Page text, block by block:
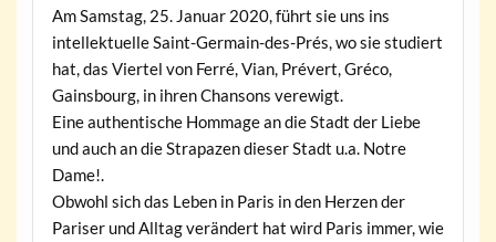
Am Samstag, 25. Januar 2020, führt sie uns ins
intellektuelle Saint-Germain-des-Prés, wo sie studiert
hat, das Viertel von Ferré, Vian, Prévert, Gréco,
Gainsbourg, in ihren Chansons verewigt.
Eine authentische Hommage an die Stadt der Liebe
und auch an die Strapazen dieser Stadt u.a. Notre
Dame!.
Obwohl sich das Leben in Paris in den Herzen der
Pariser und Alltag verändert hat wird Paris immer, wie